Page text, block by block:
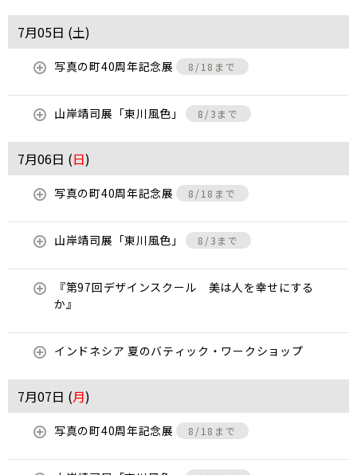
7月05日 (土)
写真の町40周年記念展 8/18まで
山岸靖司展「東川風色」 8/3まで
7月06日 (日)
写真の町40周年記念展 8/18まで
山岸靖司展「東川風色」 8/3まで
『第97回デザインスクール 美は人を幸せにする
か』
インドネシア 夏のバティック・ワークショップ
7月07日 (月)
写真の町40周年記念展 8/18まで